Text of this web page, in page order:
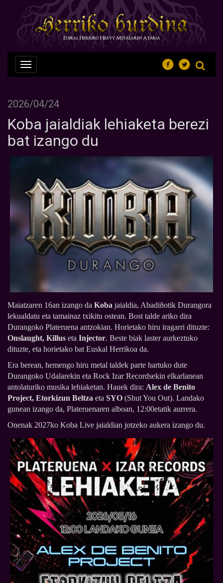
Nabegazioa
ireki
2026/04/24
Koba jaialdiak lehiaketa berezi
bat izango du
Maiatzaren 16an izango da Koba jaialdia, Abadiñotik Durangora
lekualdatu eta tamainaz txikitu ostean. Bost talde ariko dira
Durangoko Plateruena antzokian. Horietako hiru iragarri dituzte:
Onslaught, Killus eta Injector. Beste biak laster aurkeztuko
dituzte, eta horietako bat Euskal Herrikoa da.
Era berean, hemengo hiru metal taldek parte hartuko dute
Durangoko Udalarekin eta Rock Izar Recordsekin elkarlanean
antolaturiko musika lehiaketan. Hauek dira: Alex de Benito
Project, Etorkizun Beltza eta SYO (Shut You Out). Landako
gunean izango da, Plateruenaren alboan, 12:00etatik aurrera.
Onenak 2027ko Koba Live jaialdian jotzeko aukera izango du.